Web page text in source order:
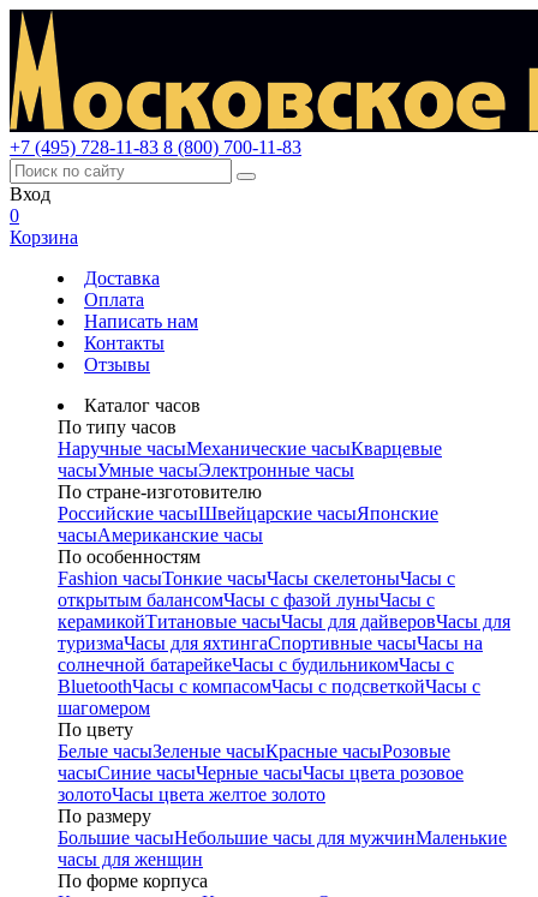
+7 (495) 728-11-83 8 (800) 700-11-83
Вход
0
Корзина
Доставка
Оплата
Написать нам
Контакты
Отзывы
Каталог часов
По типу часов
Наручные часыМеханические часыКварцевые
часыУмные часыЭлектронные часы
По стране-изготовителю
Российские часыШвейцарские часыЯпонские
часыАмериканские часы
По особенностям
Fashion часыТонкие часыЧасы скелетоныЧасы с
открытым балансомЧасы с фазой луныЧасы с
керамикойТитановые часыЧасы для дайверовЧасы для
туризмаЧасы для яхтингаСпортивные часыЧасы на
солнечной батарейкеЧасы с будильникомЧасы с
BluetoothЧасы с компасомЧасы с подсветкойЧасы с
шагомером
По цвету
Белые часыЗеленые часыКрасные часыРозовые
часыСиние часыЧерные часыЧасы цвета розовое
золотоЧасы цвета желтое золото
По размеру
Большие часыНебольшие часы для мужчинМаленькие
часы для женщин
По форме корпуса